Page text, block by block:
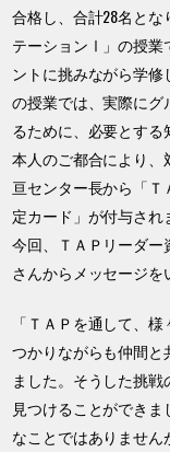
合格し、合計28名と
テーションⅠ」の授業
ントに挑みながら学
の授業では、実際に
るために、必要とする
本人のご都合により
亘センター長から「
定カード」が付与され
今回、ＴＡＰリーダー
さんからメッセージを
「ＴＡＰを通して、
つかりながらも仲間と
ました。そうした挑
見つけることができ
なことではありません